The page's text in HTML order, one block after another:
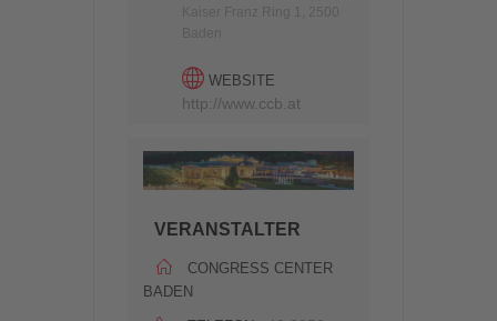
WEBSITE
http://www.ccb.at
VERANSTALTER
CONGRESS CENTER
BADEN